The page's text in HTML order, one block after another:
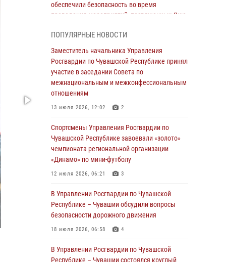
обеспечили безопасность во время
проведения мероприятий, посвященных Дню
В июле сотрудники вневедомственной
охраны Росгвардии задержали более 200
граждан, подозреваемых в совершении
правонарушений
03 августа 2026, 08:20
В Росгвардии вспоминают российских
воинов, погибших в Первой мировой войне
1914-1918 годов
01 августа 2026, 07:19
подозреваемого в причинении тяжкого вреда
здоровью
01 августа 2026, 06:12
национальной гвардии Российской
Федерации
ПОПУЛЯРНЫЕ НОВОСТИ
Заместитель начальника Управления
Росгвардии по Чувашской Республике принял
участие в заседании Совета по
межнациональным и межконфессиональным
отношениям
13 июля 2026, 12:02 2
Спортсмены Управления Росгвардии по
Чувашской Республике завоевали «золото»
чемпионата региональной организации
«Динамо» по мини-футболу
12 июля 2026, 06:21 3
В Управлении Росгвардии по Чувашской
Республике – Чувашии обсудили вопросы
безопасности дорожного движения
18 июля 2026, 06:58 4
В Управлении Росгвардии по Чувашской
Республике – Чувашии состоялся круглый